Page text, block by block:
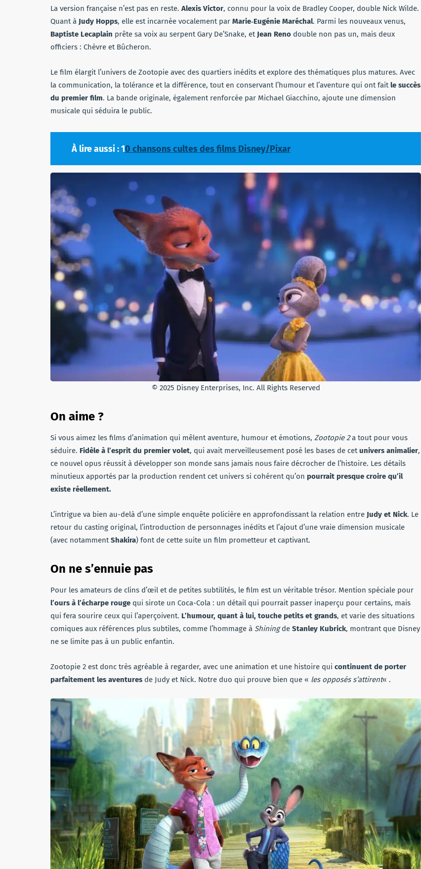
La version française n’est pas en reste. Alexis Victor, connu pour la voix de Bradley Cooper, double Nick Wilde.
Quant à Judy Hopps, elle est incarnée vocalement par Marie‑Eugénie Maréchal. Parmi les nouveaux venus,
Baptiste Lecaplain prête sa voix au serpent Gary De’Snake, et Jean Reno double non pas un, mais deux
officiers : Chèvre et Bûcheron.
Le film élargit l’univers de Zootopie avec des quartiers inédits et explore des thématiques plus matures. Avec
la communication, la tolérance et la différence, tout en conservant l’humour et l’aventure qui ont faitle succès
du premier film. La bande originale, également renforcée par Michael Giacchino, ajoute une dimension
musicale qui séduira le public.
À lire aussi : 10 chansons cultes des films Disney/Pixar
© 2025 Disney Enterprises, Inc. All Rights Reserved
On aime ?
Si vous aimez les films d’animation qui mêlent aventure, humour et émotions, Zootopie 2a tout pour vous
séduire. Fidèle à l’esprit du premier volet, qui avait merveilleusement posé les bases de cetunivers animalier,
ce nouvel opus réussit à développer son monde sans jamais nous faire décrocher de l’histoire. Les détails
minutieux apportés par la production rendent cet univers si cohérent qu’on pourrait presque croire qu’il
existe réellement.
L’intrigue va bien au-delà d’une simple enquête policière en approfondissant la relation entre Judy et Nick. Le
retour du casting original, l’introduction de personnages inédits et l’ajout d’une vraie dimension musicale
(avec notammentShakira) font de cette suite un film prometteur et captivant.
On ne s’ennuie pas
Pour les amateurs de clins d’œil et de petites subtilités, le film est un véritable trésor. Mention spéciale pour
l’ours à l’écharpe rouge qui sirote un Coca-Cola : un détail qui pourrait passer inaperçu pour certains, mais
qui fera sourire ceux qui l’aperçoivent. L’humour, quant à lui, touche petits et grands, et varie des situations
comiques aux références plus subtiles, comme l’hommage à Shiningde Stanley Kubrick, montrant que Disney
ne se limite pas à un public enfantin.
Zootopie 2 est donc très agréable à regarder, avec une animation et une histoire qui continuent de porter
parfaitement les aventures de Judy et Nick. Notre duo qui prouve bien que « les opposés s’attirent« .